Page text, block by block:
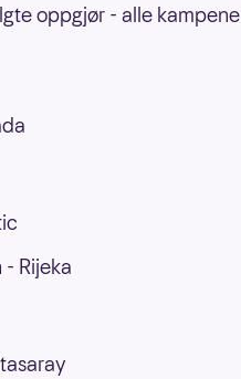
oppgjør - alle
Rijeka